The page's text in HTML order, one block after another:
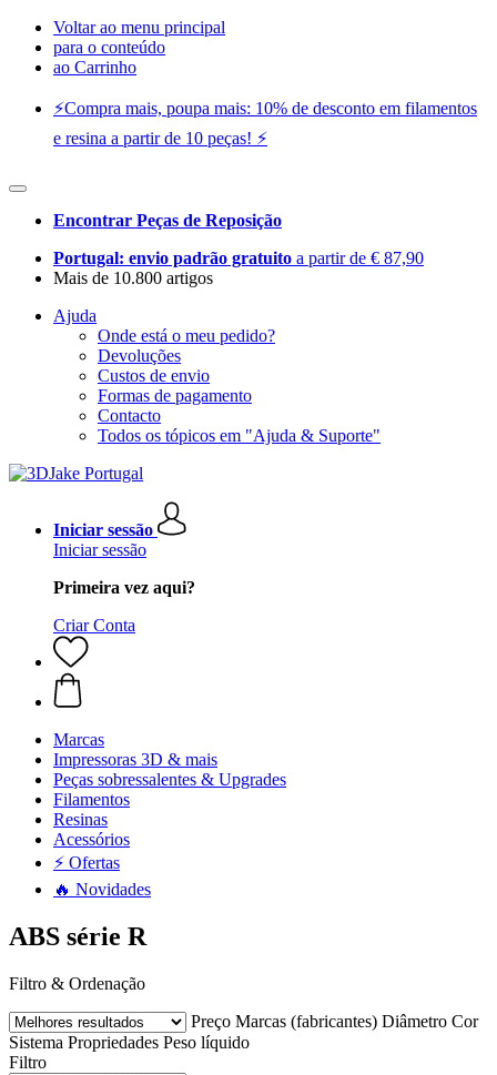
Voltar ao menu principal
para o conteúdo
ao Carrinho
⚡️Compra mais, poupa mais: 10% de desconto em filamentos
e resina a partir de 10 peças! ⚡️
Encontrar Peças de Reposição
Portugal: envio padrão gratuito a partir de € 87,90
Mais de 10.800 artigos
Ajuda
Onde está o meu pedido?
Devoluções
Custos de envio
Formas de pagamento
Contacto
Todos os tópicos em "Ajuda & Suporte"
Iniciar sessão
Iniciar sessão
Primeira vez aqui?
Criar Conta
Marcas
Impressoras 3D & mais
Peças sobressalentes & Upgrades
Filamentos
Resinas
Acessórios
⚡ Ofertas
🔥 Novidades
ABS série R
Filtro & Ordenação
Preço Marcas (fabricantes) Diâmetro Cor
Sistema Propriedades Peso líquido
Filtro